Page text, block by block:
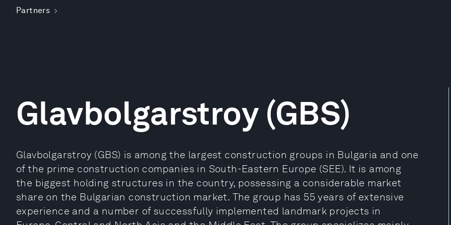
Partners
Glavbolgarstroy (GBS)
Glavbolgarstroy (GBS) is among the largest construction groups in Bulgaria and one
of the prime construction companies in South-Eastern Europe (SEE). It is among
the biggest holding structures in the country, possessing a considerable market
share on the Bulgarian construction market. The group has 55 years of extensive
experience and a number of successfully implemented landmark projects in